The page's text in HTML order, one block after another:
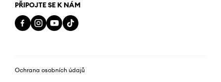
PŘIPOJTE SE K NÁM
Ochrana osobních údajů